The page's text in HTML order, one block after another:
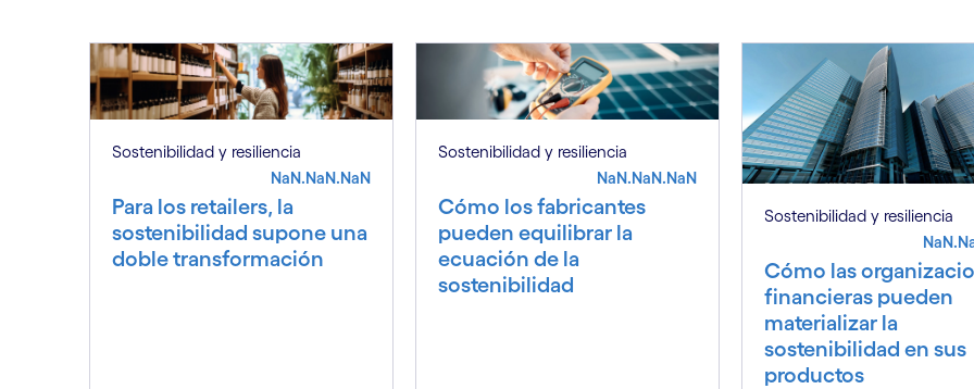
Sostenibilidad y resiliencia
NaN.NaN.NaN
Para los retailers, la
sostenibilidad supone una
doble transformación
Sostenibilidad y resiliencia
NaN.NaN.NaN
Cómo los fabricantes
pueden equilibrar la
ecuación de la
sostenibilidad
Sostenibilidad y resiliencia
Cómo las
financieras pueden
materializar la
sostenibilidad en sus
productos